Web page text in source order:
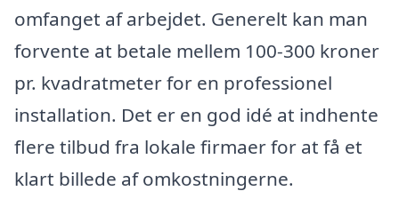
omfanget af arbejdet. Generelt kan man
forvente at betale mellem 100-300 kroner
pr. kvadratmeter for en professionel
installation. Det er en god idé at indhente
flere tilbud fra lokale firmaer for at få et
klart billede af omkostningerne.